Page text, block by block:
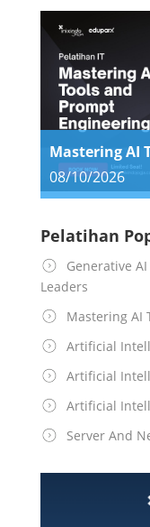
08/10/2026
Pelatihan
Generative
Leaders
Mastering AI
Artificial
Artificial
Artificial
Server And